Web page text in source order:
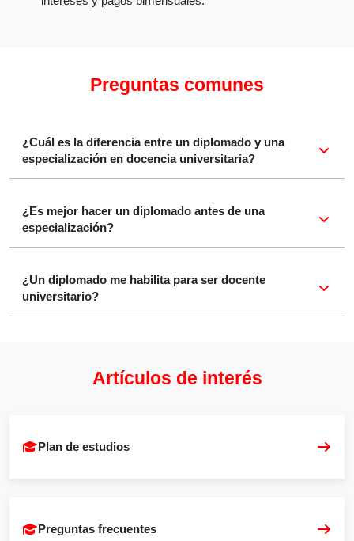
Preguntas comunes
¿Cuál es la diferencia entre un diplomado y una
especialización en docencia universitaria?
¿Es mejor hacer un diplomado antes de una
especialización?
¿Un diplomado me habilita para ser docente
universitario?
Artículos de interés
Plan de estudios
Preguntas frecuentes